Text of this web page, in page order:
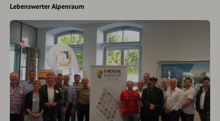
Lebenswerter Alpenraum